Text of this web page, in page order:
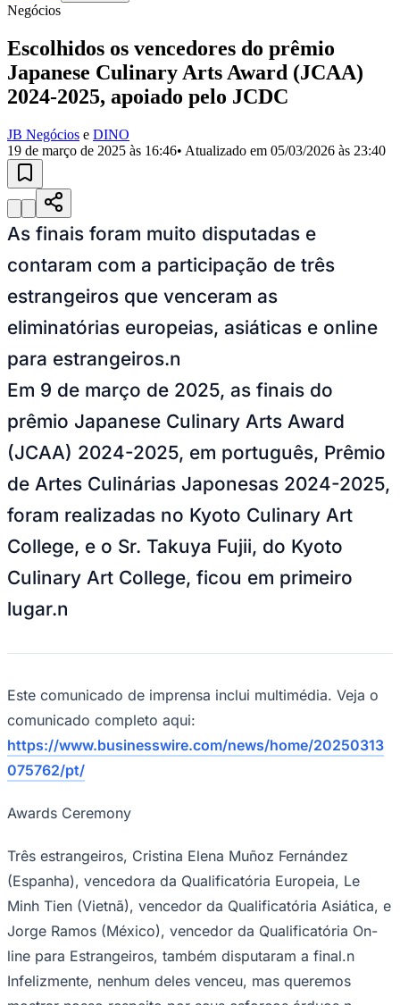
Bairros de Barueri
Selecione sua regiãoPara notícias da sua região
AldeiaAldeia da SerraAldeia de Barueri Alphaville
Bethaville
VistaCalifórnia Carapicuíba
RegiãoCotiaCruz PretaEngenho NovoFazenda
Militar
Itapevi
Califórnia
EsperançaJardim Graziela
Jardim Líbano
Mutinga
Jardim Paraíso Jardim Paulista Jardim Reginalice
Luís Jardim São Pedro Jardim São SilvestreJardim Silveira
TupãJardim TupanciMutinga Nova Aldeinha Osasco Parque dos
Camargos Parque Imperial Parque Santa LuziaParque Viana
do Bom JesusRecanto PhrynéaSantana de
Parnaíba SilveiraTamboréVale do SolVila Barros
do CondeVila Engenho Novo Vila MárciaVila Nossa Sra. da
EscadaVila PortoVotupoca
Para Sua Empresa
Anuncie no Portal
Guia de Empresas
Divulgar VagasNovo
Publicidade Legal
Negócios Regionais
Turismo
Segurança Regional
Hospitais Estaduais
Parques & Represas
Cidades da Região
Santana de ParnaíbaOsascoCarapicuíbaJandiraItapeviCotiaPirapora
do Bom Jesus
AraçariguamaCajamar Caieiras
Franco da
RochaFrancisco Morato
Para Sua Empresa
Anuncie Regional
Hub de Negócios
Guia Comercial
Selo Verificado
Portal Educacional
Agenda de Vestibulares
Concursos
Panorama Econômico
Para Sua Empresa
Anuncie no Portal
Verificar Empresa
Novo
Anunciar VagasNovo
Publicidade Legal
Negócios
Escolhidos os vencedores do prêmio
Japanese Culinary Arts Award (JCAA)
2024-2025, apoiado pelo JCDC
JB Negócios e DINO
19 de março de 2025 às 16:46• Atualizado em 05/03/2026 às 23:40
As finais foram muito disputadas e
contaram com a participação de três
estrangeiros que venceram as
eliminatórias europeias, asiáticas e online
para estrangeiros.n
Em 9 de março de 2025, as finais do
prêmio Japanese Culinary Arts Award
(JCAA) 2024-2025, em português, Prêmio
de Artes Culinárias Japonesas 2024-2025,
foram realizadas no Kyoto Culinary Art
College, e o Sr. Takuya Fujii, do Kyoto
Culinary Art College, ficou em primeiro
lugar.n
Este comunicado de imprensa inclui multimédia. Veja o
comunicado completo aqui:
https://www.businesswire.com/news/home/20250313
075762/pt/
Awards Ceremony
Três estrangeiros, Cristina Elena Muñoz Fernández
(Espanha), vencedora da Qualificatória Europeia, Le
Minh Tien (Vietnã), vencedor da Qualificatória Asiática, e
Jorge Ramos (México), vencedor da Qualificatória On-
line para Estrangeiros, também disputaram a final.n
Infelizmente, nenhum deles venceu, mas queremos